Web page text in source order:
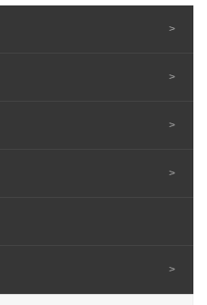
>
>
>
>
>